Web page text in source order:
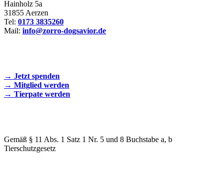
Hainholz 5a
31855 Aerzen
Tel: 0173 3835260
Mail: info@zorro-dogsavior.de
→ Jetzt spenden
→ Mitglied werden
→ Tierpate werden
Gemäß § 11 Abs. 1 Satz 1 Nr. 5 und 8 Buchstabe a, b
Tierschutzgesetz